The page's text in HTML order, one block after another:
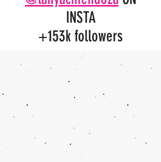
INSTA
+153k followers